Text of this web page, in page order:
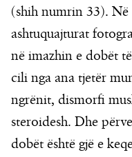
(shih numrin 33).
ashtuquajturat
në imazhin e dobët
cili nga ana tjetër
ngrënit, dismorfi
steroidesh. Dhe
dobët është gjë e